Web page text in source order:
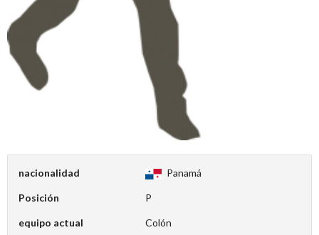
nacionalidad Panamá
Posición P
equipo actual Colón